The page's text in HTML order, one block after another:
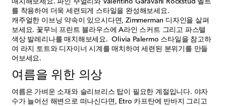
매치해보세요. 파인 주얼리와 Valentino Garavani Rockstud 벨트
를 착용하여 더욱 세련되게 스타일을 완성해보세요.
캐주얼한 이브닝 약속이 있으시다면, Zimmerman 디자인을 살펴
보세요. 꽃무늬 프린트 블라우스에 A라인 스커트 그리고 파스텔
색상 발레리나를 매치해보세요. Olivia Palermo 스타일을 참고하
여 라지 토트와 디자이너 시계를 매치하여 세련된 분위기를 만들
어보세요.
여름을 위한 의상
여름은 가벼운 소재와 슬리브리스 탑이 필요한 계절입니다. 야자
수가 늘어선 해변으로 떠나신다면, Etro 카프탄에 반바지 그리고